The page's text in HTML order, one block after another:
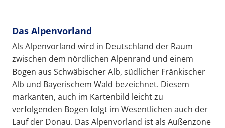
Das Alpenvorland
Als Alpenvorland wird in Deutschland der Raum
zwischen dem nördlichen Alpenrand und einem
Bogen aus Schwäbischer Alb, südlicher Fränkischer
Alb und Bayerischem Wald bezeichnet. Diesem
markanten, auch im Kartenbild leicht zu
verfolgenden Bogen folgt im Wesentlichen auch der
Lauf der Donau. Das Alpenvorland ist als Außenzone